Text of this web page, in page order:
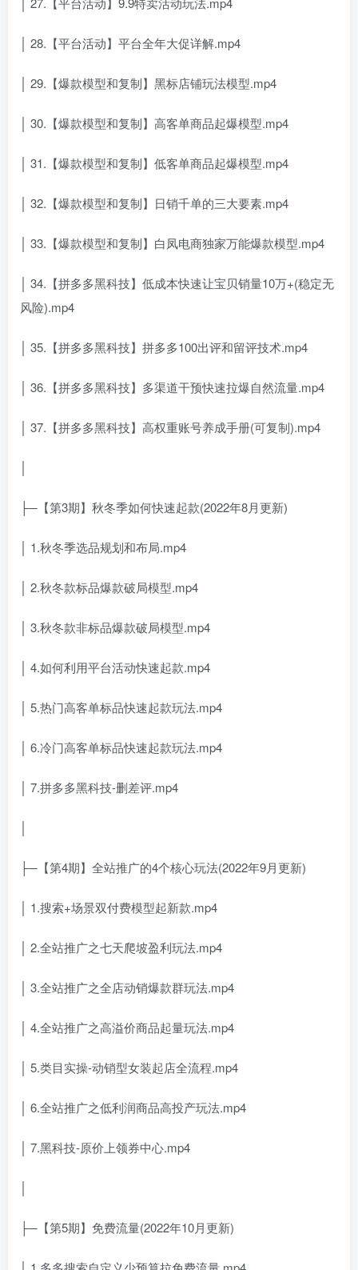
│ 28.【平台活动】平台全年大促详解.mp4
│ 29.【爆款模型和复制】黑标店铺玩法模型.mp4
│ 30.【爆款模型和复制】高客单商品起爆模型.mp4
│ 31.【爆款模型和复制】低客单商品起爆模型.mp4
│ 32.【爆款模型和复制】日销千单的三大要素.mp4
│ 33.【爆款模型和复制】白凤电商独家万能爆款模型.mp4
│ 34.【拼多多黑科技】低成本快速让宝贝销量10万+(稳定无
风险).mp4
│ 35.【拼多多黑科技】拼多多100出评和留评技术.mp4
│ 36.【拼多多黑科技】多渠道干预快速拉爆自然流量.mp4
│ 37.【拼多多黑科技】高权重账号养成手册(可复制).mp4
├─【第3期】秋冬季如何快速起款(2022年8月更新)
│ 1.秋冬季选品规划和布局.mp4
│ 2.秋冬款标品爆款破局模型.mp4
│ 3.秋冬款非标品爆款破局模型.mp4
│ 4.如何利用平台活动快速起款.mp4
│ 5.热门高客单标品快速起款玩法.mp4
│ 6.冷门高客单标品快速起款玩法.mp4
│ 7.拼多多黑科技-删差评.mp4
├─【第4期】全站推广的4个核心玩法(2022年9月更新)
│ 1.搜索+场景双付费模型起新款.mp4
│ 2.全站推广之七天爬坡盈利玩法.mp4
│ 3.全站推广之全店动销爆款群玩法.mp4
│ 4.全站推广之高溢价商品起量玩法.mp4
│ 5.类目实操-动销型女装起店全流程.mp4
│ 6.全站推广之低利润商品高投产玩法.mp4
│ 7.黑科技-原价上领券中心.mp4
├─【第5期】免费流量(2022年10月更新)